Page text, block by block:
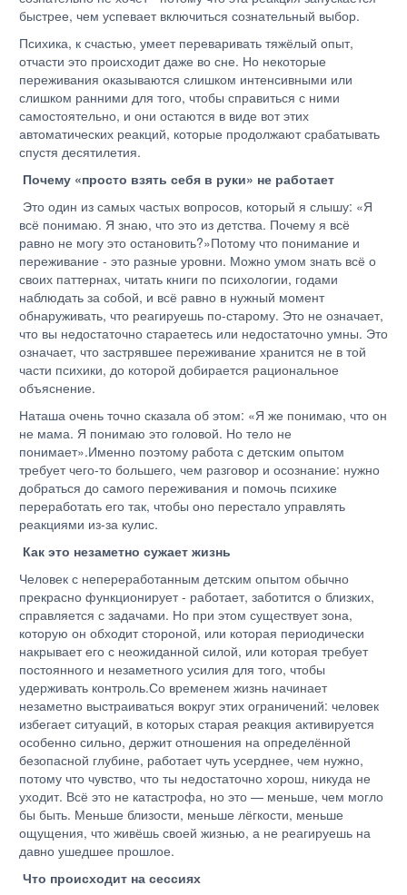
быстрее, чем успевает включиться сознательный выбор.
Психика, к счастью, умеет переваривать тяжёлый опыт,
отчасти это происходит даже во сне. Но некоторые
переживания оказываются слишком интенсивными или
слишком ранними для того, чтобы справиться с ними
самостоятельно, и они остаются в виде вот этих
автоматических реакций, которые продолжают срабатывать
спустя десятилетия.
Почему «просто взять себя в руки» не работает
Это один из самых частых вопросов, который я слышу: «Я
всё понимаю. Я знаю, что это из детства. Почему я всё
равно не могу это остановить?»Потому что понимание и
переживание - это разные уровни. Можно умом знать всё о
своих паттернах, читать книги по психологии, годами
наблюдать за собой, и всё равно в нужный момент
обнаруживать, что реагируешь по-старому. Это не означает,
что вы недостаточно стараетесь или недостаточно умны. Это
означает, что застрявшее переживание хранится не в той
части психики, до которой добирается рациональное
объяснение.
Наташа очень точно сказала об этом: «Я же понимаю, что он
не мама. Я понимаю это головой. Но тело не
понимает».Именно поэтому работа с детским опытом
требует чего-то большего, чем разговор и осознание: нужно
добраться до самого переживания и помочь психике
переработать его так, чтобы оно перестало управлять
реакциями из-за кулис.
Как это незаметно сужает жизнь
Человек с непереработанным детским опытом обычно
прекрасно функционирует - работает, заботится о близких,
справляется с задачами. Но при этом существует зона,
которую он обходит стороной, или которая периодически
накрывает его с неожиданной силой, или которая требует
постоянного и незаметного усилия для того, чтобы
удерживать контроль.Со временем жизнь начинает
незаметно выстраиваться вокруг этих ограничений: человек
избегает ситуаций, в которых старая реакция активируется
особенно сильно, держит отношения на определённой
безопасной глубине, работает чуть усерднее, чем нужно,
потому что чувство, что ты недостаточно хорош, никуда не
уходит. Всё это не катастрофа, но это — меньше, чем могло
бы быть. Меньше близости, меньше лёгкости, меньше
ощущения, что живёшь своей жизнью, а не реагируешь на
давно ушедшее прошлое.
Что происходит на сессиях